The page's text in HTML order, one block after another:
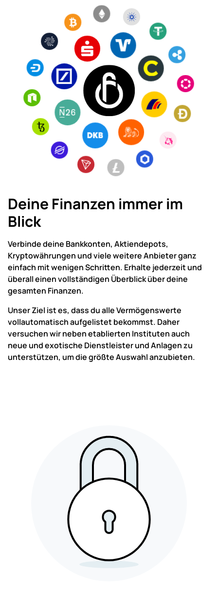
Deine Finanzen immer im
Blick
Verbinde deine Bankkonten, Aktiendepots,
Kryptowährungen und viele weitere Anbieter ganz
einfach mit wenigen Schritten. Erhalte jederzeit und
überall einen vollständigen Überblick über deine
gesamten Finanzen.
Unser Ziel ist es, dass du alle Vermögenswerte
vollautomatisch aufgelistet bekommst. Daher
versuchen wir neben etablierten Instituten auch
neue und exotische Dienstleister und Anlagen zu
unterstützen, um die größte Auswahl anzubieten.